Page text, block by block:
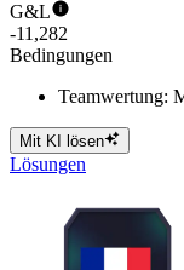
G&L
-11,282
Bedingungen
Teamwertung:
Mit KI lösen
Lösungen